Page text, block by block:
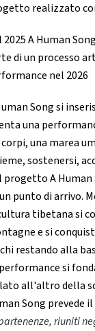
realizzato
2025 A Human
di un processo
nel 2026
Song si
una
una marea
sostenersi,
progetto A Human
punto di arrivo.
tibetana si
e si
restando alla
si
all'altro della
Song prevede
riuniti